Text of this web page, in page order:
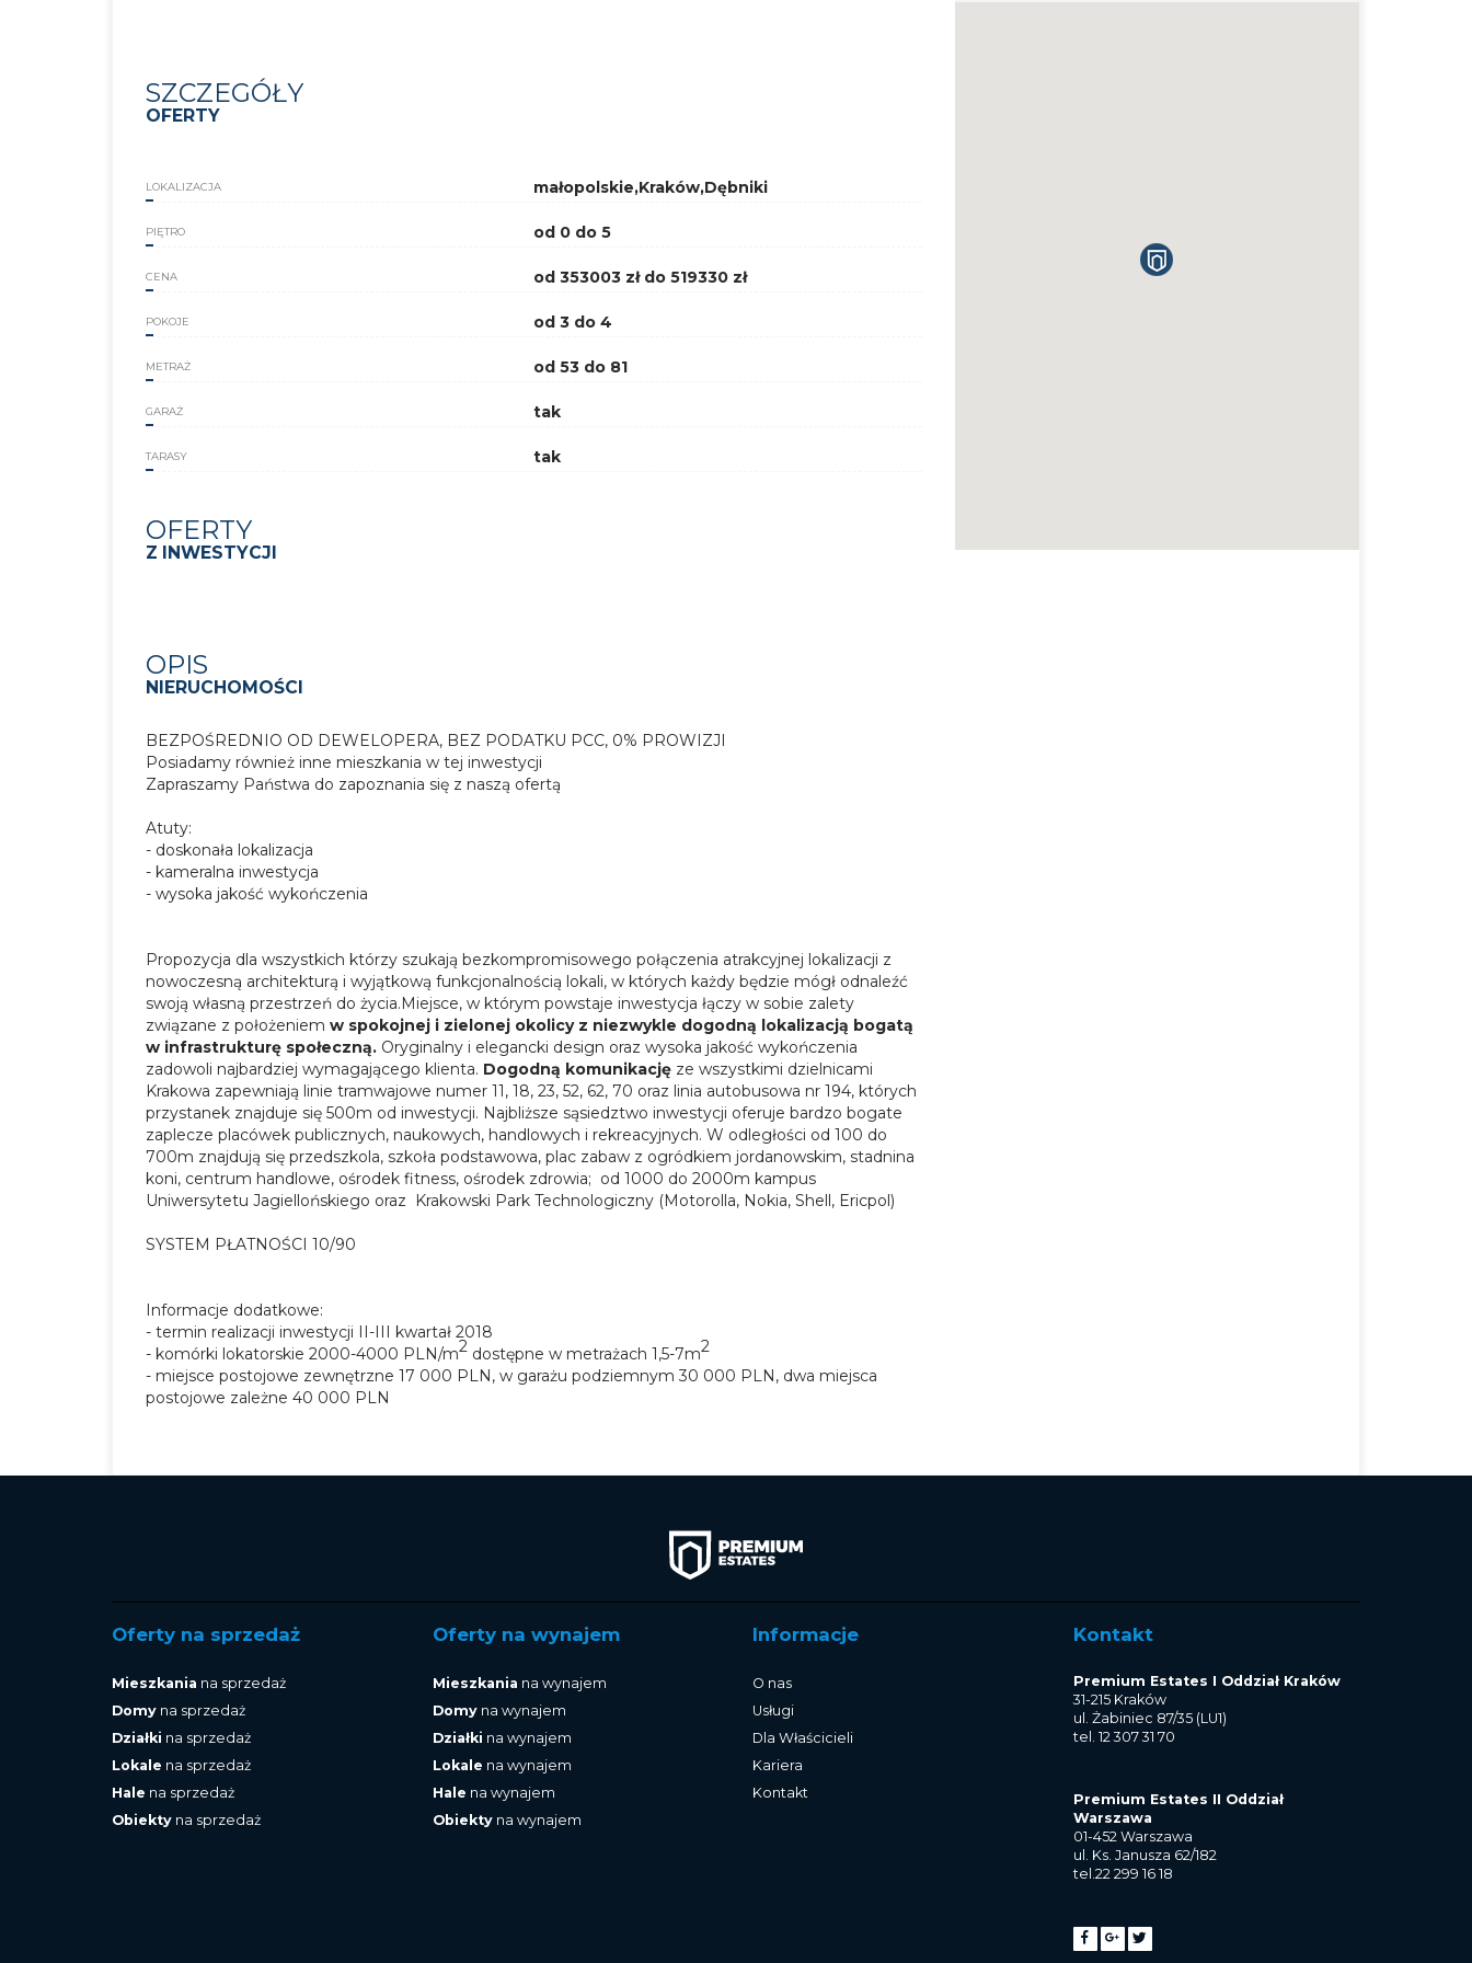
SZCZEGÓŁY
OFERTY
LOKALIZACJA małopolskie,Kraków,Dębniki
PIĘTRO od 0 do 5
CENA od 353003 zł do 519330 zł
POKOJE od 3 do 4
METRAŻ od 53 do 81
GARAŻ tak
TARASY tak
OFERTY
Z INWESTYCJI
OPIS
NIERUCHOMOŚCI
BEZPOŚREDNIO OD DEWELOPERA, BEZ PODATKU PCC, 0% PROWIZJI
Posiadamy również inne mieszkania w tej inwestycji
Zapraszamy Państwa do zapoznania się z naszą ofertą
Atuty:
- doskonała lokalizacja
- kameralna inwestycja
- wysoka jakość wykończenia
Propozycja dla wszystkich którzy szukają bezkompromisowego połączenia atrakcyjnej lokalizacji z
nowoczesną architekturą i wyjątkową funkcjonalnością lokali, w których każdy będzie mógł odnaleźć
swoją własną przestrzeń do życia.Miejsce, w którym powstaje inwestycja łączy w sobie zalety
związane z położeniem w spokojnej i zielonej okolicy z niezwykle dogodną lokalizacją bogatą
w infrastrukturę społeczną. Oryginalny i elegancki design oraz wysoka jakość wykończenia
zadowoli najbardziej wymagającego klienta. Dogodną komunikację ze wszystkimi dzielnicami
Krakowa zapewniają linie tramwajowe numer 11, 18, 23, 52, 62, 70 oraz linia autobusowa nr 194, których
przystanek znajduje się 500m od inwestycji. Najbliższe sąsiedztwo inwestycji oferuje bardzo bogate
zaplecze placówek publicznych, naukowych, handlowych i rekreacyjnych. W odległości od 100 do
700m znajdują się przedszkola, szkoła podstawowa, plac zabaw z ogródkiem jordanowskim, stadnina
koni, centrum handlowe, ośrodek fitness, ośrodek zdrowia; od 1000 do 2000m kampus
Uniwersytetu Jagiellońskiego oraz Krakowski Park Technologiczny (Motorolla, Nokia, Shell, Ericpol)
SYSTEM PŁATNOŚCI 10/90
Informacje dodatkowe:
- termin realizacji inwestycji II-III kwartał 2018
- komórki lokatorskie 2000-4000 PLN/m2 dostępne w metrażach 1,5-7m2
- miejsce postojowe zewnętrzne 17 000 PLN, w garażu podziemnym 30 000 PLN, dwa miejsca
postojowe zależne 40 000 PLN
Oferty na sprzedaż
Mieszkania na sprzedaż
Domy na sprzedaż
Działki na sprzedaż
Lokale na sprzedaż
Hale na sprzedaż
Obiekty na sprzedaż
Oferty na wynajem
Mieszkania na wynajem
Domyna wynajem
Działki na wynajem
Lokale na wynajem
Hale na wynajem
Obiektyna wynajem
Informacje
O nas
Usługi
Dla Właścicieli
Kariera
Kontakt
Kontakt
Premium Estates I Oddział Kraków
31-215 Kraków
ul. Żabiniec 87/35 (LU1)
tel. 12 307 31 70
Premium Estates II Oddział
Warszawa
01-452 Warszawa
ul. Ks. Janusza 62/182
tel.22 299 16 18